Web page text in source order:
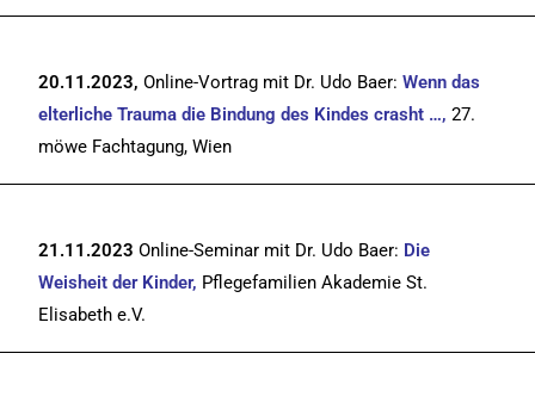
20.11.2023, Online-Vortrag mit Dr. Udo Baer:Wenn das
elterliche Trauma die Bindung des Kindes crasht …, 27.
möwe Fachtagung, Wien
21.11.2023 Online-Seminar mit Dr. Udo Baer: Die
Weisheit der Kinder, Pflegefamilien Akademie St.
Elisabeth e.V.